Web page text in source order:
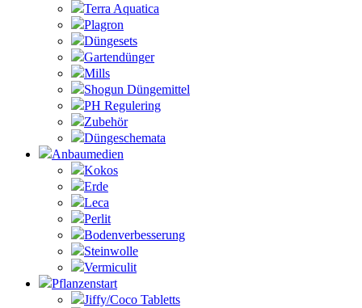
Terra Aquatica
Plagron
Düngesets
Gartendünger
Mills
Shogun Düngemittel
PH Regulering
Zubehör
Düngeschemata
Anbaumedien
Kokos
Erde
Leca
Perlit
Bodenverbesserung
Steinwolle
Vermiculit
Pflanzenstart
Jiffy/Coco Tabletts